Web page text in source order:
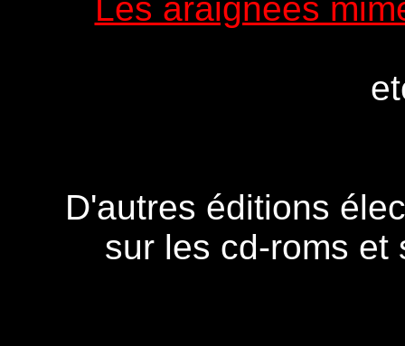
Les araignées
D'autres éditions
sur les cd-roms